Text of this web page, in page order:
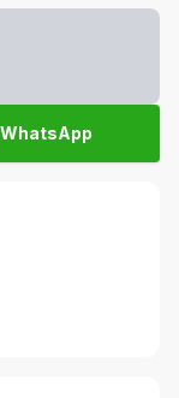
WhatsApp